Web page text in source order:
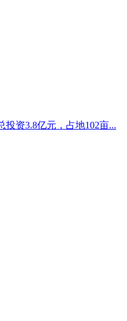
投资3.8亿元，占地102亩...